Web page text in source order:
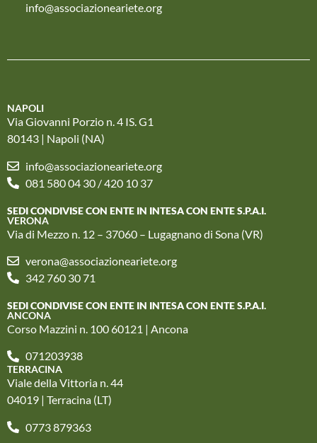
info@associazioneariete.org
NAPOLI
Via Giovanni Porzio n. 4 IS. G1
80143 | Napoli (NA)
info@associazioneariete.org
081 580 04 30 / 420 10 37
SEDI CONDIVISE CON ENTE IN INTESA CON ENTE S.P.A.I.
VERONA
Via di Mezzo n. 12 – 37060 – Lugagnano di Sona (VR)
verona@associazioneariete.org
342 760 30 71
SEDI CONDIVISE CON ENTE IN INTESA CON ENTE S.P.A.I.
ANCONA
Corso Mazzini n. 100 60121 | Ancona
071203938
TERRACINA
Viale della Vittoria n. 44
04019 | Terracina (LT)
0773 879363